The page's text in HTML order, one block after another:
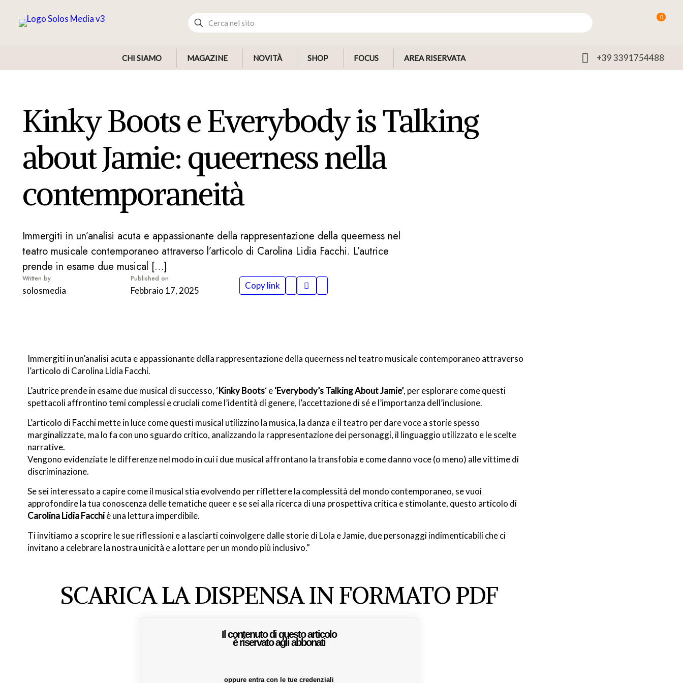
0
CHI SIAMO MAGAZINE NOVITÀ SHOP FOCUS AREA RISERVATA +39 3391754488
Kinky Boots e Everybody is Talking
about Jamie: queerness nella
contemporaneità
Immergiti in un’analisi acuta e appassionante della rappresentazione della queerness nel
teatro musicale contemporaneo attraverso l’articolo di Carolina Lidia Facchi. L’autrice
prende in esame due musical […]
Written by
solosmedia
Published on
Febbraio 17, 2025 Copy link
Immergiti in un’analisi acuta e appassionante della rappresentazione della queerness nel teatro musicale contemporaneo attraverso
l’articolo di Carolina Lidia Facchi.
L’autrice prende in esame due musical di successo, ‘Kinky Boots‘ e‘Everybody’s Talking About Jamie’, per esplorare come questi
spettacoli affrontino temi complessi e cruciali come l’identità di genere, l’accettazione di sé e l’importanza dell’inclusione.
L’articolo di Facchi mette in luce come questi musical utilizzino la musica, la danza e il teatro per dare voce a storie spesso
marginalizzate, ma lo fa con uno sguardo critico, analizzando la rappresentazione dei personaggi, il linguaggio utilizzato e le scelte
narrative.
Vengono evidenziate le differenze nel modo in cui i due musical affrontano la transfobia e come danno voce (o meno) alle vittime di
discriminazione.
Se sei interessato a capire come il musical stia evolvendo per riflettere la complessità del mondo contemporaneo, se vuoi
approfondire la tua conoscenza delle tematiche queer e se sei alla ricerca di una prospettiva critica e stimolante, questo articolo di
Carolina Lidia Facchiè una lettura imperdibile.
Ti invitiamo a scoprire le sue riflessioni e a lasciarti coinvolgere dalle storie di Lola e Jamie, due personaggi indimenticabili che ci
invitano a celebrare la nostra unicità e a lottare per un mondo più inclusivo.”
SCARICA LA DISPENSA IN FORMATO PDF
Il contenuto di questo articolo
è riservato agli abbonati
oppure entra con le tue credenziali